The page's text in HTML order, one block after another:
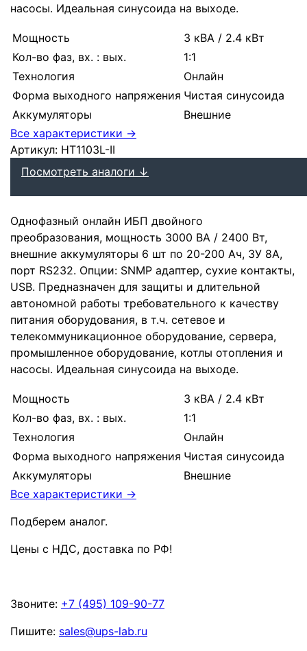
насосы. Идеальная синусоида на выходе.
Мощность
3 кВА / 2.4 кВт
Кол-во фаз, вх. : вых.
1:1
Технология
Онлайн
Форма выходного напряжения Чистая синусоида
Аккумуляторы
Внешние
Все характеристики →
Артикул: HT1103L-II
Посмотреть аналоги ↓
Однофазный онлайн ИБП двойного
преобразования, мощность 3000 ВА / 2400 Вт,
внешние аккумуляторы 6 шт по 20-200 Ач, ЗУ 8А,
порт RS232. Опции: SNMP адаптер, сухие контакты,
USB. Предназначен для защиты и длительной
автономной работы требовательного к качеству
питания оборудования, в т.ч. сетевое и
телекоммуникационное оборудование, сервера,
промышленное оборудование, котлы отопления и
насосы. Идеальная синусоида на выходе.
Мощность
3 кВА / 2.4 кВт
Кол-во фаз, вх. : вых.
1:1
Технология
Онлайн
Форма выходного напряжения Чистая синусоида
Аккумуляторы
Внешние
Все характеристики →
Подберем аналог.
Цены с НДС, доставка по РФ!
Звоните: +7 (495) 109-90-77
Пишите: sales@ups-lab.ru